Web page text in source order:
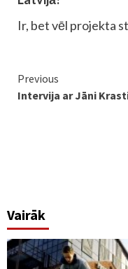
Ir, bet vēl projekta
Continue
Reading
Previous
Intervija ar Jāni
Vairāk